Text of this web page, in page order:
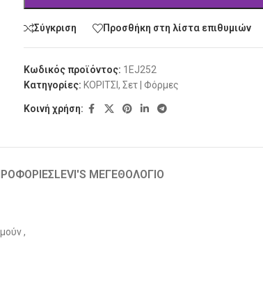
Σύγκριση Προσθήκη στη λίστα επιθυμιών
Κωδικός προϊόντος: 1EJ252
Κατηγορίες: ΚΟΡΙΤΣΙ , Σετ | Φόρμες
Κοινή χρήση:
LEVI'S ΜΕΓΕΘΟΛΟΓΙΟ
,